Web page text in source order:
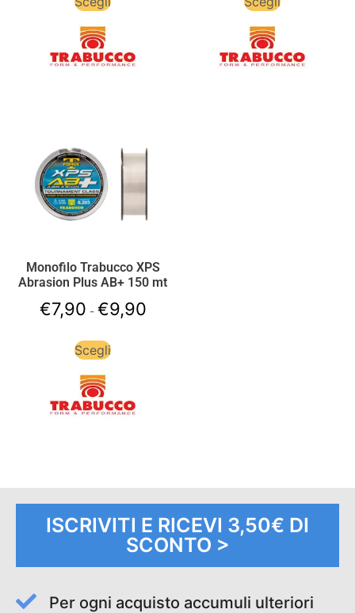
Monofilo Trabucco XPS
Abrasion Plus AB+ 150 mt
€7,90 - €9,90
Scegli
ISCRIVITI E RICEVI 3,50€ DI
SCONTO >
Per ogni acquisto accumuli ulteriori